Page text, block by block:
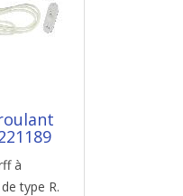
à
type R.